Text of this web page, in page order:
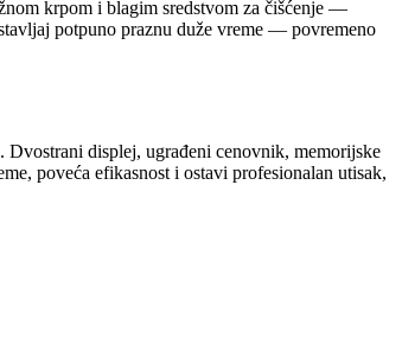
krpom i blagim sredstvom za čišćenje —
potpuno praznu duže vreme — povremeno
Dvostrani displej, ugrađeni cenovnik, memorijske
poveća efikasnost i ostavi profesionalan utisak,